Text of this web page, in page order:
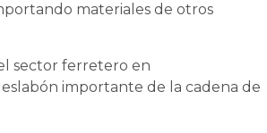
materiales de otros
sector ferretero en
importante de la cadena de